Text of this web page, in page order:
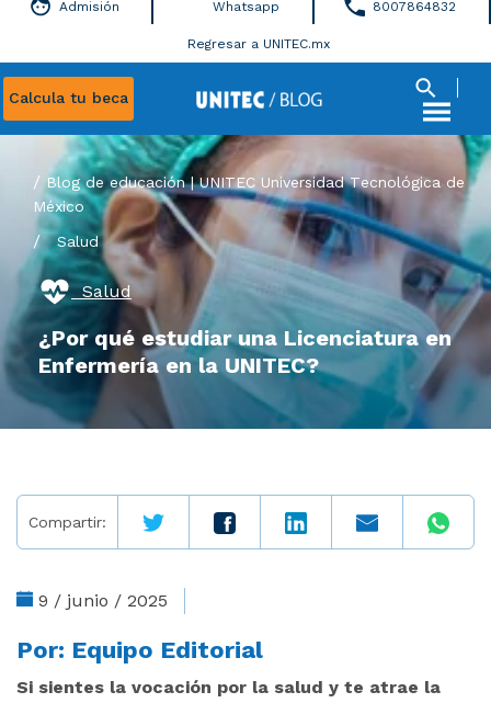
Calcula tu beca
Admisión Whatsapp 8007864832
Regresar a UNITEC.mx
Blog de educación | UNITEC Universidad Tecnológica de
México
/Salud
Salud
¿Por qué estudiar una Licenciatura en
Enfermería en la UNITEC?
Compartir:
9 / junio / 2025
Por: Equipo Editorial
Si sientes la vocación por la salud y te atrae la